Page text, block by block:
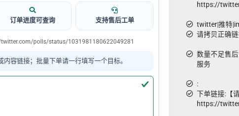
订单进度可查询 支持售后工单
polls/status/1031981180622049281
容链接；批量下单请一行填写一个目标。
https://
twitter|推特
请拷贝正确
数量不足售
服务
:
下单链接:【
https://